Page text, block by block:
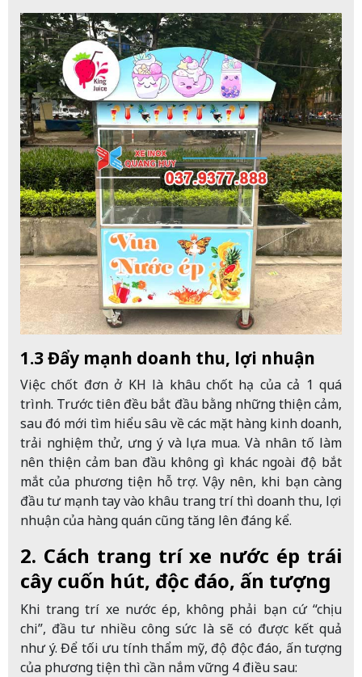
1.3 Đẩy mạnh doanh thu, lợi nhuận
Việc chốt đơn ở KH là khâu chốt hạ của cả 1 quá
trình. Trước tiên đều bắt đầu bằng những thiện cảm,
sau đó mới tìm hiểu sâu về các mặt hàng kinh doanh,
trải nghiệm thử, ưng ý và lựa mua. Và nhân tố làm
nên thiện cảm ban đầu không gì khác ngoài độ bắt
mắt của phương tiện hỗ trợ. Vậy nên, khi bạn càng
đầu tư mạnh tay vào khâu trang trí thì doanh thu, lợi
nhuận của hàng quán cũng tăng lên đáng kể.
2. Cách trang trí xe nước ép trái
cây cuốn hút, độc đáo, ấn tượng
Khi trang trí xe nước ép, không phải bạn cứ “chịu
chi”, đầu tư nhiều công sức là sẽ có được kết quả
như ý. Để tối ưu tính thẩm mỹ, độ độc đáo, ấn tượng
của phương tiện thì cần nắm vững 4 điều sau: